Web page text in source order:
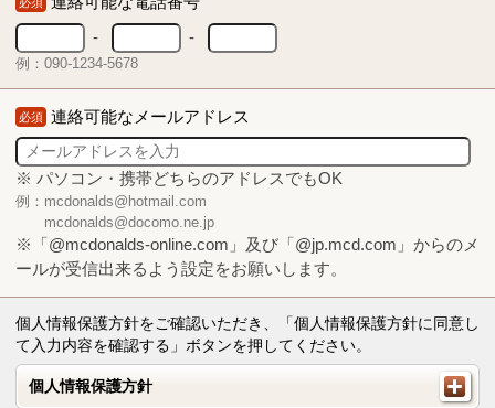
-
-
例：090-1234-5678
必須 連絡可能なメールアドレス
※ パソコン・携帯どちらのアドレスでもOK
例：mcdonalds@hotmail.com
mcdonalds@docomo.ne.jp
※「@mcdonalds-online.com」及び「@jp.mcd.com」からのメ
ールが受信出来るよう設定をお願いします。
個人情報保護方針をご確認いただき、「個人情報保護方針に同意し
て入力内容を確認する」ボタンを押してください。
個人情報保護方針